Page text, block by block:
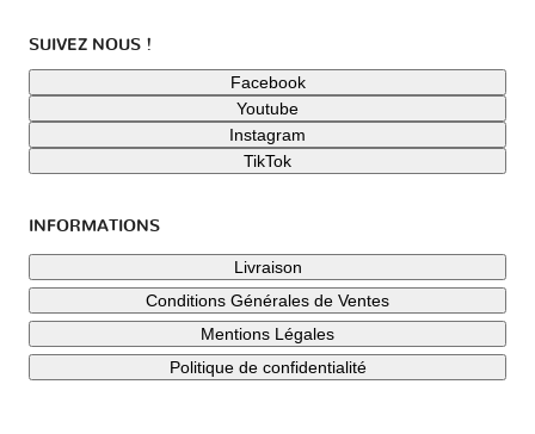
SUIVEZ NOUS !
Facebook
Youtube
Instagram
TikTok
INFORMATIONS
Livraison
Conditions Générales de Ventes
Mentions Légales
Politique de confidentialité